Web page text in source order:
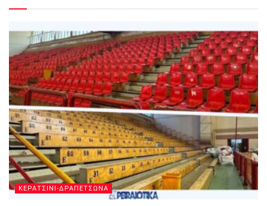
ΚΕΡΑΤΣΙΝΙ-ΔΡΑΠΕΤΣΩΝΑ